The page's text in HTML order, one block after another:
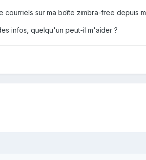
sur ma boîte zimbra-free depuis
infos, quelqu'un peut-il m'aider ?